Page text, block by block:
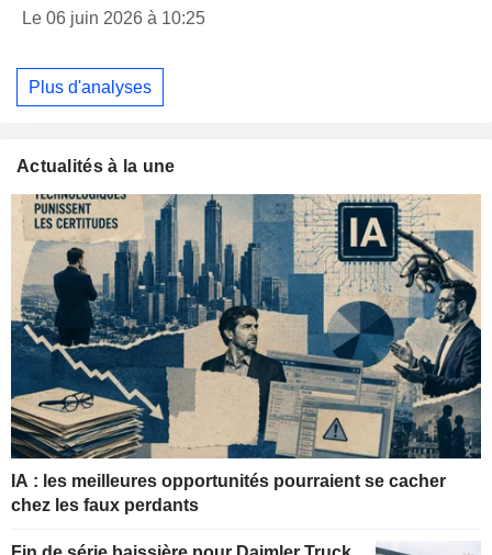
Le 06 juin 2026 à 10:25
Plus d'analyses
Actualités à la une
IA : les meilleures opportunités pourraient se cacher
chez les faux perdants